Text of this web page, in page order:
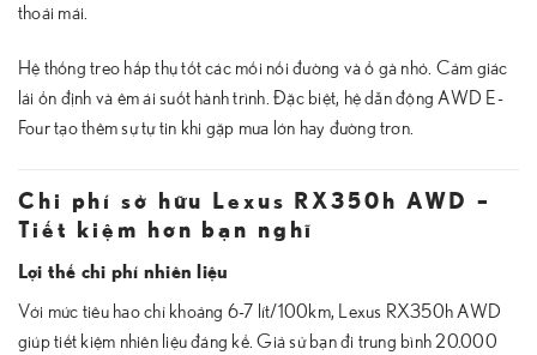
thoải mái.
Hệ thống treo hấp thụ tốt các mối nối đường và ổ gà nhỏ. Cảm giác
lái ổn định và êm ái suốt hành trình. Đặc biệt, hệ dẫn động AWD E-
Four tạo thêm sự tự tin khi gặp mưa lớn hay đường trơn.
Chi phí sở hữu Lexus RX350h AWD –
Tiết kiệm hơn bạn nghĩ
Lợi thế chi phí nhiên liệu
Với mức tiêu hao chỉ khoảng 6-7 lít/100km, Lexus RX350h AWD
giúp tiết kiệm nhiên liệu đáng kể. Giả sử bạn đi trung bình 20.000